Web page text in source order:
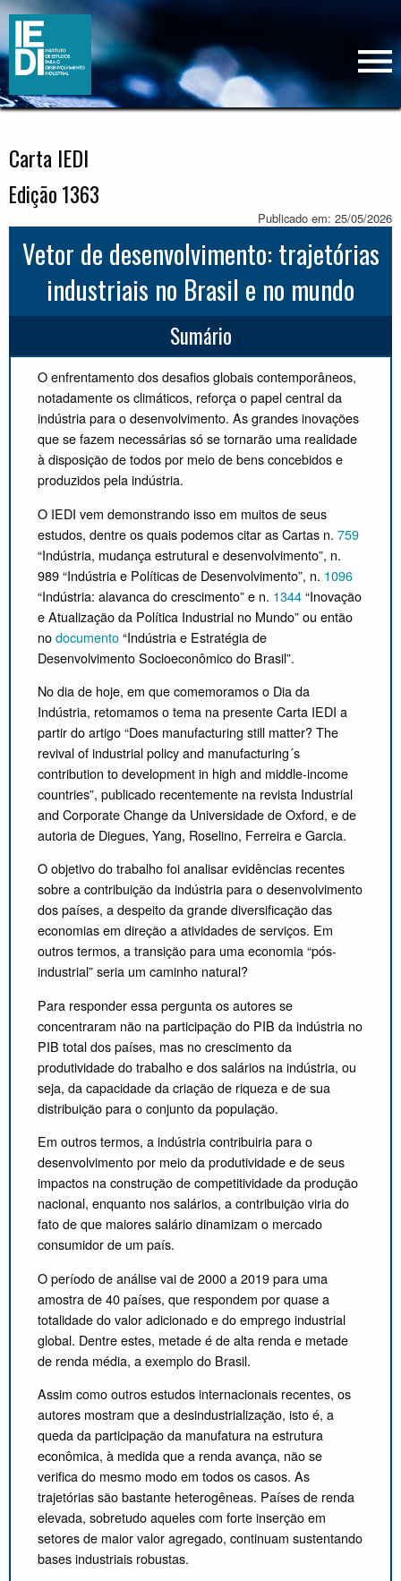
Carta IEDI
Edição 1363
Publicado em: 25/05/2026
Vetor de desenvolvimento: trajetórias
industriais no Brasil e no mundo
Sumário
O enfrentamento dos desafios globais contemporâneos,
notadamente os climáticos, reforça o papel central da
indústria para o desenvolvimento. As grandes inovações
que se fazem necessárias só se tornarão uma realidade
à disposição de todos por meio de bens concebidos e
produzidos pela indústria.
O IEDI vem demonstrando isso em muitos de seus
estudos, dentre os quais podemos citar as Cartas n. 759
“Indústria, mudança estrutural e desenvolvimento”, n.
989 “Indústria e Políticas de Desenvolvimento”, n. 1096
“Indústria: alavanca do crescimento” e n. 1344“Inovação
e Atualização da Política Industrial no Mundo” ou então
nodocumento“Indústria e Estratégia de
Desenvolvimento Socioeconômico do Brasil”.
No dia de hoje, em que comemoramos o Dia da
Indústria, retomamos o tema na presente Carta IEDI a
partir do artigo “Does manufacturing still matter? The
revival of industrial policy and manufacturing´s
contribution to development in high and middle-income
countries”, publicado recentemente na revista Industrial
and Corporate Change da Universidade de Oxford, e de
autoria de Diegues, Yang, Roselino, Ferreira e Garcia.
O objetivo do trabalho foi analisar evidências recentes
sobre a contribuição da indústria para o desenvolvimento
dos países, a despeito da grande diversificação das
economias em direção a atividades de serviços. Em
outros termos, a transição para uma economia “pós-
industrial” seria um caminho natural?
Para responder essa pergunta os autores se
concentraram não na participação do PIB da indústria no
PIB total dos países, mas no crescimento da
produtividade do trabalho e dos salários na indústria, ou
seja, da capacidade da criação de riqueza e de sua
distribuição para o conjunto da população.
Em outros termos, a indústria contribuiria para o
desenvolvimento por meio da produtividade e de seus
impactos na construção de competitividade da produção
nacional, enquanto nos salários, a contribuição viria do
fato de que maiores salário dinamizam o mercado
consumidor de um país.
O período de análise vai de 2000 a 2019 para uma
amostra de 40 países, que respondem por quase a
totalidade do valor adicionado e do emprego industrial
global. Dentre estes, metade é de alta renda e metade
de renda média, a exemplo do Brasil.
Assim como outros estudos internacionais recentes, os
autores mostram que a desindustrialização, isto é, a
queda da participação da manufatura na estrutura
econômica, à medida que a renda avança, não se
verifica do mesmo modo em todos os casos. As
trajetórias são bastante heterogêneas. Países de renda
elevada, sobretudo aqueles com forte inserção em
setores de maior valor agregado, continuam sustentando
bases industriais robustas.